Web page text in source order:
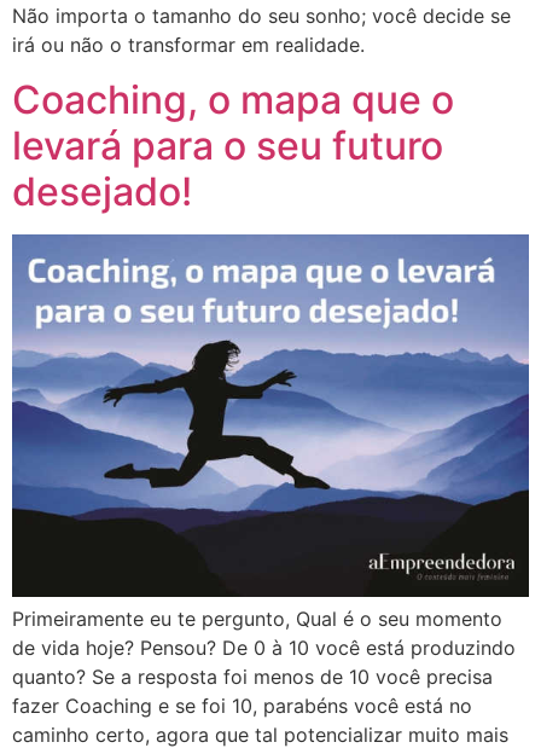
Não importa o tamanho do seu sonho; você decide se
irá ou não o transformar em realidade.
Coaching, o mapa que o
levará para o seu futuro
desejado!
Primeiramente eu te pergunto, Qual é o seu momento
de vida hoje? Pensou? De 0 à 10 você está produzindo
quanto? Se a resposta foi menos de 10 você precisa
fazer Coaching e se foi 10, parabéns você está no
caminho certo, agora que tal potencializar muito mais